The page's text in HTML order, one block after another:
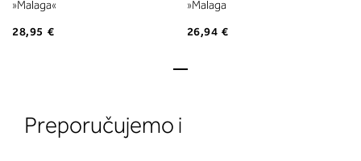
»Malaga«
28,95 €
»Malaga
26,94 €
Preporučujemo i